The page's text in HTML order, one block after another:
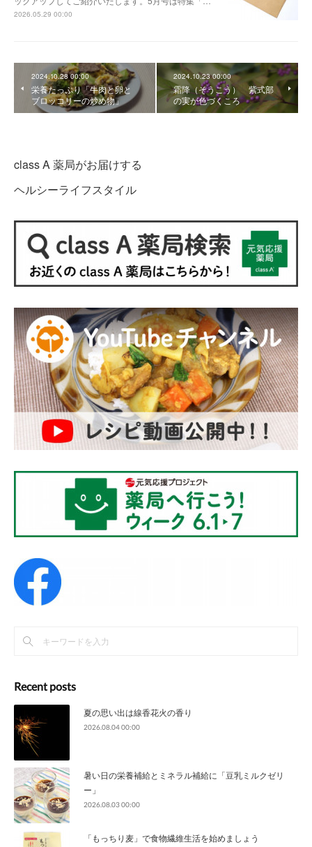
2026.05.29 00:00
2024.10.28 00:00
栄養たっぷり「牛肉と卵と
ブロッコリーの炒め物」
2024.10.23 00:00
霜降（そうこう） 紫式部
の実が色づくころ
class A 薬局がお届けする
ヘルシーライフスタイル
Recent posts
夏の思い出は線香花火の香り
2026.08.04 00:00
暑い日の栄養補給とミネラル補給に「豆乳ミルクゼリ
ー」
2026.08.03 00:00
「もっちり麦」で食物繊維生活を始めましょう